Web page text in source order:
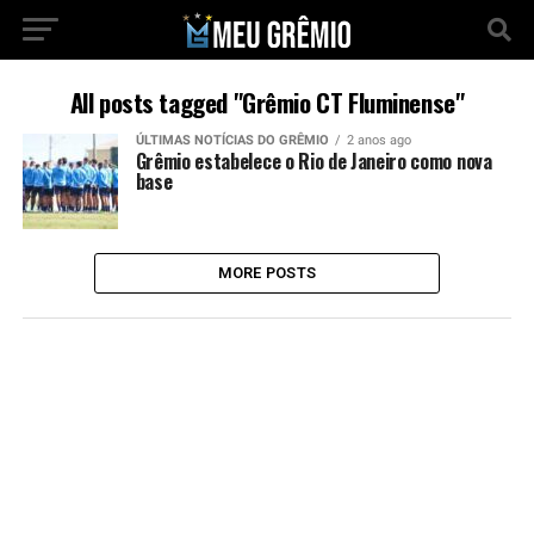
All posts tagged "Grêmio CT Fluminense"
ÚLTIMAS NOTÍCIAS DO GRÊMIO 2 anos ago
Grêmio estabelece o Rio de Janeiro como nova
base
MORE POSTS